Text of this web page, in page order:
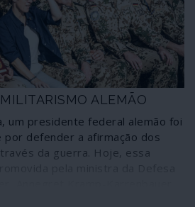
ALEMÃO
um presidente federal alemão foi
defender a afirmação dos
da guerra. Hoje, essa